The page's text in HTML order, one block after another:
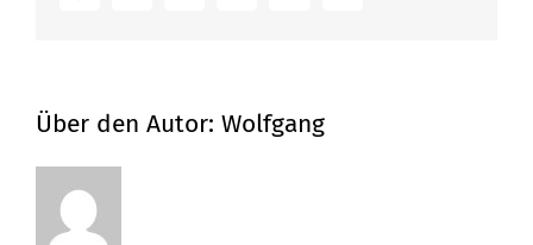
Über den Autor: Wolfgang